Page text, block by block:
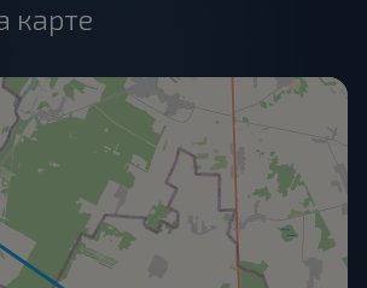
карте